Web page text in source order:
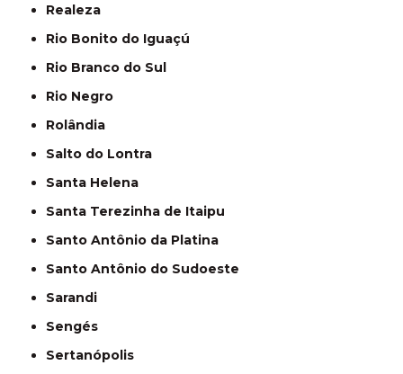
Realeza
Rio Bonito do Iguaçú
Rio Branco do Sul
Rio Negro
Rolândia
Salto do Lontra
Santa Helena
Santa Terezinha de Itaipu
Santo Antônio da Platina
Santo Antônio do Sudoeste
Sarandi
Sengés
Sertanópolis